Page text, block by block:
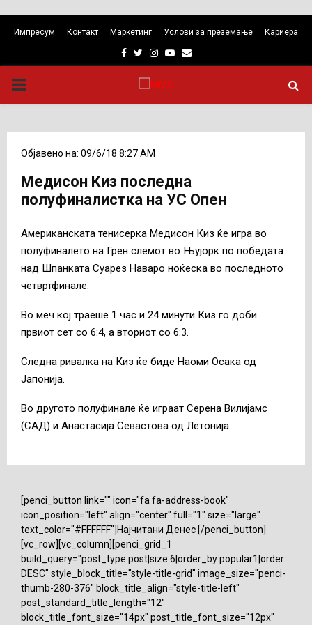
Импресум Контакт Маркетинг Услови за преземање Кариера
Facebook
TwitterInstagram
Youtube
Email
PRIMARY
Објавено на: 09/6/18 8:27 AM
Медисон Киз последна
полуфиналистка на УС Опен
Американската тенисерка Медисон Киз ќе игра во
полуфиналето на Грен слемот во Њујорк по победата
над Шпанката Суарез Наваро ноќеска во последното
четвртфинале.
Во меч кој траеше 1 час и 24 минути Киз го доби
првиот сет со 6:4, а вториот со 6:3.
Следна ривалка на Киз ќе биде Наоми Осака од
Јапонија.
Во другото полуфинале ќе играат Серена Вилијамс
(САД) и Анастасија Севастова од Летонија.
[penci_button link="" icon="fa fa-address-book"
icon_position="left" align="center" full="1" size="large"
text_color="#FFFFFF"]Најчитани Денес [/penci_button]
[vc_row][vc_column][penci_grid_1
build_query="post_type:post|size:6|order_by:popular1|order:
DESC" style_block_title="style-title-grid" image_size="penci-
thumb-280-376" block_title_align="style-title-left"
post_standard_title_length="12"
block_title_font_size="14px" post_title_font_size="12px"